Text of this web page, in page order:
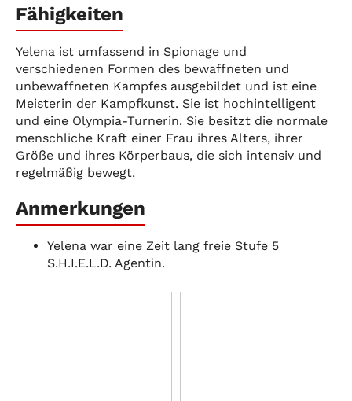
Fähigkeiten
Yelena ist umfassend in Spionage und
verschiedenen Formen des bewaffneten und
unbewaffneten Kampfes ausgebildet und ist eine
Meisterin der Kampfkunst. Sie ist hochintelligent
und eine Olympia-Turnerin. Sie besitzt die normale
menschliche Kraft einer Frau ihres Alters, ihrer
Größe und ihres Körperbaus, die sich intensiv und
regelmäßig bewegt.
Anmerkungen
Yelena war eine Zeit lang freie Stufe 5
S.H.I.E.L.D. Agentin.